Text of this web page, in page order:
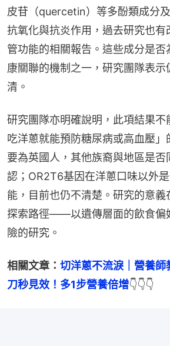
皮苷（quercetin）等多酚類成分
抗氧化與抗炎作用，過去研究也有
管功能的相關報告。這些成分是
康關聯的機制之一，研究團隊表示
清。
研究團隊亦明確說明，此項結果不
吃洋蔥就能預防糖尿病或高血壓」
要為英國人，其他族裔與地區是否
認；OR2T6基因在洋蔥口味以外
能，目前也仍不清楚。研究的意義
探索路徑——以遺傳層面的飲食偏
險的研究。
相關文章： 切洋蔥不流淚｜營養師
刀秒見效！多1步營養倍增👇👇👇